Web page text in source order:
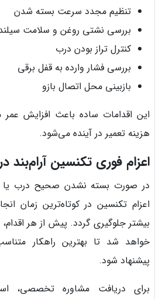
تنظیم مجدد سرعت بسته شدن
بررسی نشتی روغن و سلامت
کنترل تراز بودن درب
بررسی فشار وارده به قفل برقی
بازبینی محل اتصال بازو
این اقدامات ساده باعث افزایش
هزینه تعمیر در آینده می‌شود.
اعزام فوری تکنسین آرام‌بند
در صورت بسته نشدن صحیح درب یا
اعزام تکنسین در کوتاه‌ترین زمان
بیشتر جلوگیری گردد. پیش از هر
خواهد شد تا بهترین راهکار
پیشنهاد شود.
برای دریافت مشاوره تخصصی،